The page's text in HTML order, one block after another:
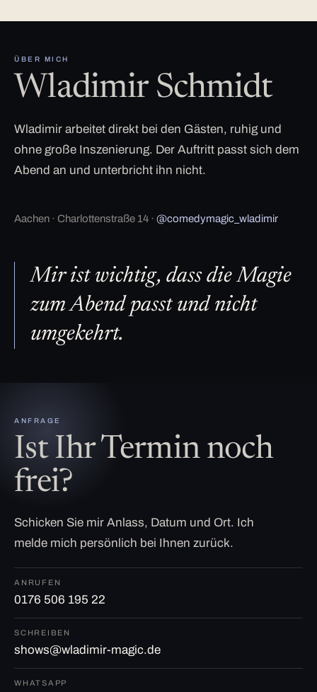
ÜBER MICH
Wladimir Schmidt
Wladimir arbeitet direkt bei den Gästen, ruhig und
ohne große Inszenierung. Der Auftritt passt sich dem
Abend an und unterbricht ihn nicht.
Aachen · Charlottenstraße 14 · @comedymagic_wladimir
Mir ist wichtig, dass die Magie
zum Abend passt und nicht
umgekehrt.
ANFRAGE
Ist Ihr Termin noch
frei?
Schicken Sie mir Anlass, Datum und Ort. Ich
melde mich persönlich bei Ihnen zurück.
ANRUFEN
0176 506 195 22
SCHREIBEN
shows@wladimir-magic.de
WHATSAPP